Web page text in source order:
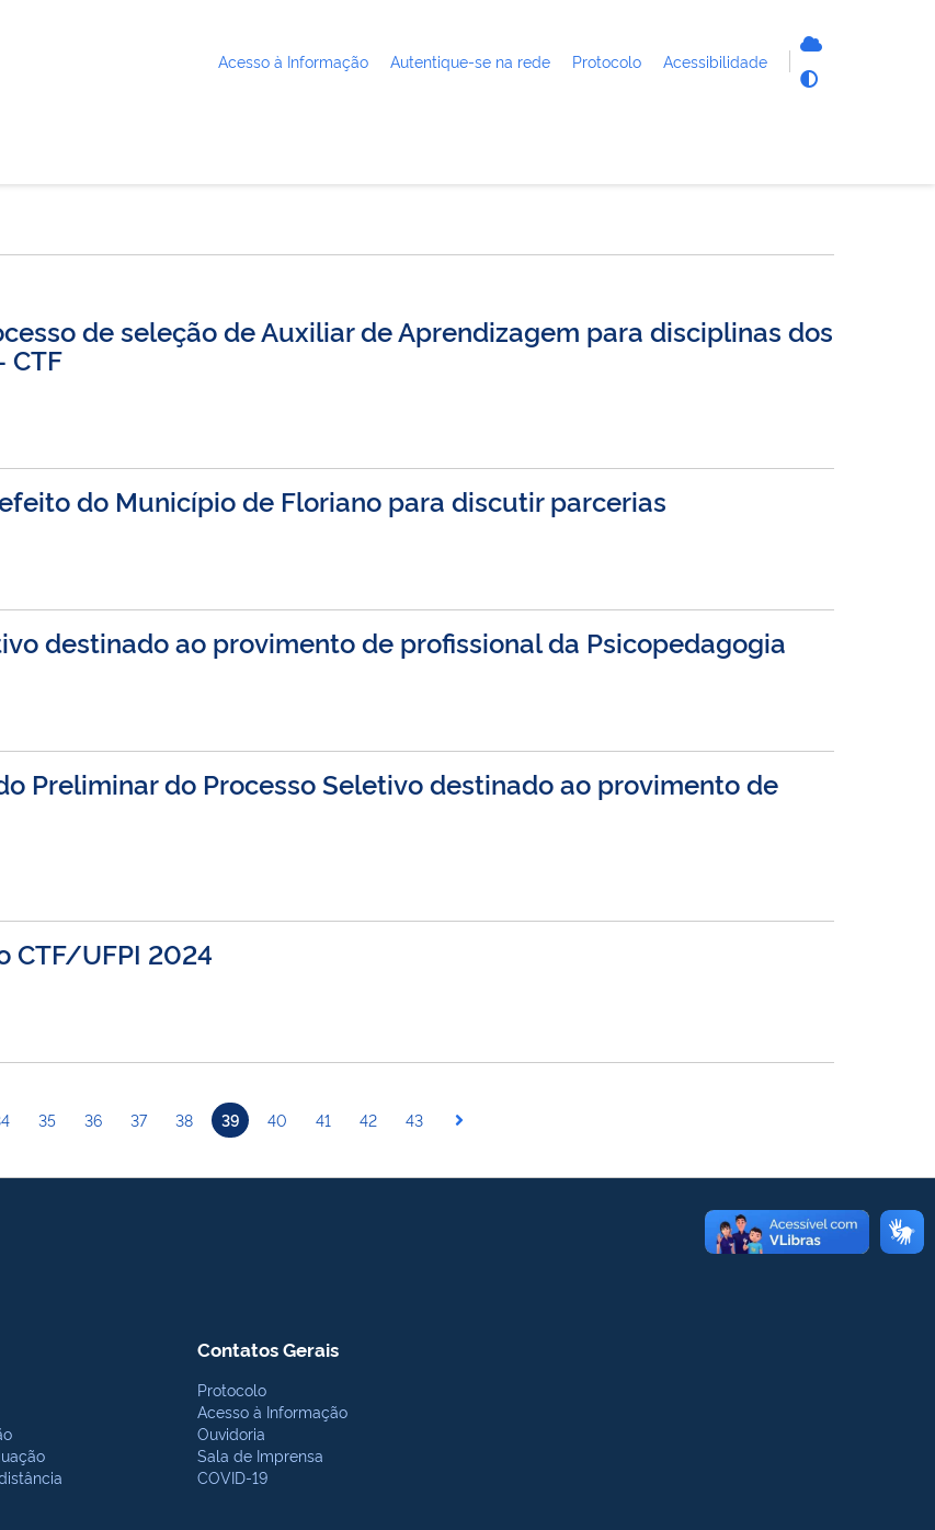
Acesso à Informação Autentique-se na rede Protocolo Acessibilidade
de seleção de Auxiliar de Aprendizagem para disciplinas dos
do Município de Floriano para discutir parcerias
destinado ao provimento de profissional da Psicopedagogia
Preliminar do Processo Seletivo destinado ao provimento de
CTF/UFPI 2024
35 36 37 38 39 40 41 42 43
Contatos Gerais
Protocolo
Acesso à Informação
Ouvidoria
Sala de Imprensa
COVID-19